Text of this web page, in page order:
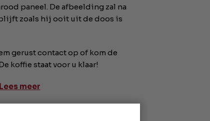
paneel. De afbeelding zal na
zoals hij ooit uit de doos is
gerust contact op of kom de
koffie staat voor u klaar!
Lees meer